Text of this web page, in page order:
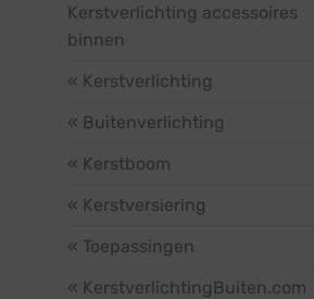
Kerstverlichting accessoires
binnen
« Kerstverlichting
« Buitenverlichting
« Kerstboom
« Kerstversiering
« Toepassingen
« KerstverlichtingBuiten.com